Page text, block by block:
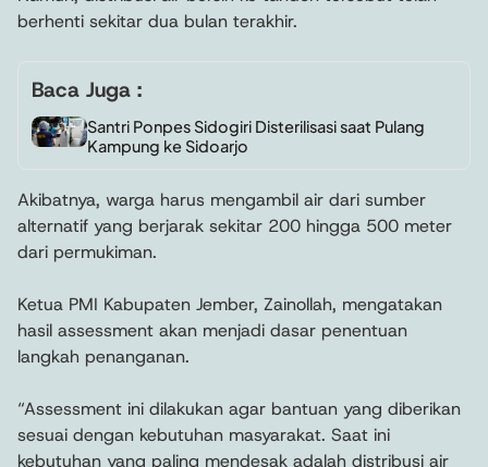
berhenti sekitar dua bulan terakhir.
Baca Juga :
Santri Ponpes Sidogiri Disterilisasi saat Pulang
Kampung ke Sidoarjo
Akibatnya, warga harus mengambil air dari sumber
alternatif yang berjarak sekitar 200 hingga 500 meter
dari permukiman.
Ketua PMI Kabupaten Jember, Zainollah, mengatakan
hasil assessment akan menjadi dasar penentuan
langkah penanganan.
“Assessment ini dilakukan agar bantuan yang diberikan
sesuai dengan kebutuhan masyarakat. Saat ini
kebutuhan yang paling mendesak adalah distribusi air